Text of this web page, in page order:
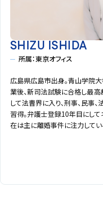
SHIZU ISHIDA
所属：東京オフィス
広島県広島市出身。青山学院
業後、新司法試験に合格し最
して法曹界に入り、刑事、民事
習得。弁護士登録10年目にし
在は主に離婚事件に注力してい